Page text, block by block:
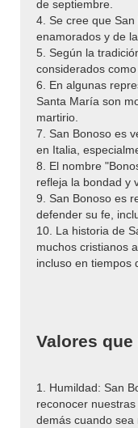
de septiembre.
4. Se cree que
enamorados y de
5. Según la
considerados
6. En algunas
Santa María son
martirio.
7. San Bonoso es
en Italia,
8. El nombre
refleja la bondad y
9. San Bonoso es
defender su fe,
10. La historia de
muchos cristianos
incluso en tiempos
Valores
1. Humildad: San
reconocer
demás cuando sea